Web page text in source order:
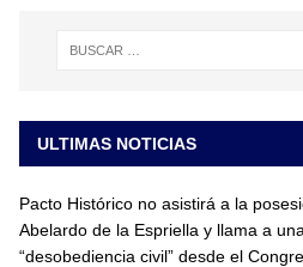
ULTIMAS NOTICIAS
Pacto Histórico no asistirá a la
Abelardo de la Espriella y llama a una
“desobediencia civil” desde el